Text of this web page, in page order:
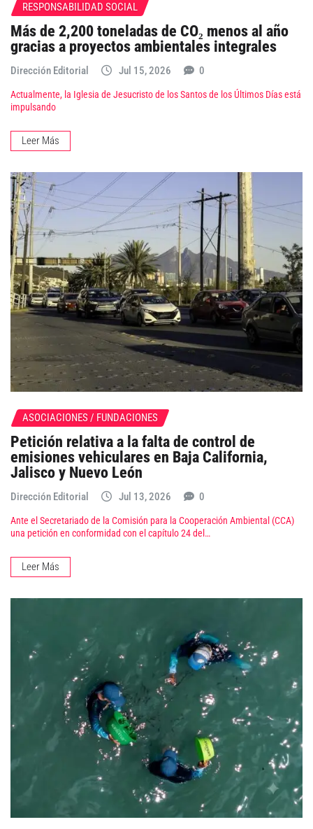
RESPONSABILIDAD SOCIAL
Más de 2,200 toneladas de CO₂ menos al año
gracias a proyectos ambientales integrales
Dirección Editorial Jul 15, 2026 0
Actualmente, la Iglesia de Jesucristo de los Santos de los Últimos Días está
impulsando
Leer Más
ASOCIACIONES / FUNDACIONES
Petición relativa a la falta de control de
emisiones vehiculares en Baja California,
Jalisco y Nuevo León
Dirección Editorial Jul 13, 2026 0
Ante el Secretariado de la Comisión para la Cooperación Ambiental (CCA)
una petición en conformidad con el capítulo 24 del…
Leer Más